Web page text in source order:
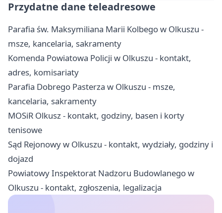
Przydatne dane teleadresowe
Parafia św. Maksymiliana Marii Kolbego w Olkuszu -
msze, kancelaria, sakramenty
Komenda Powiatowa Policji w Olkuszu - kontakt,
adres, komisariaty
Parafia Dobrego Pasterza w Olkuszu - msze,
kancelaria, sakramenty
MOSiR Olkusz - kontakt, godziny, basen i korty
tenisowe
Sąd Rejonowy w Olkuszu - kontakt, wydziały, godziny i
dojazd
Powiatowy Inspektorat Nadzoru Budowlanego w
Olkuszu - kontakt, zgłoszenia, legalizacja